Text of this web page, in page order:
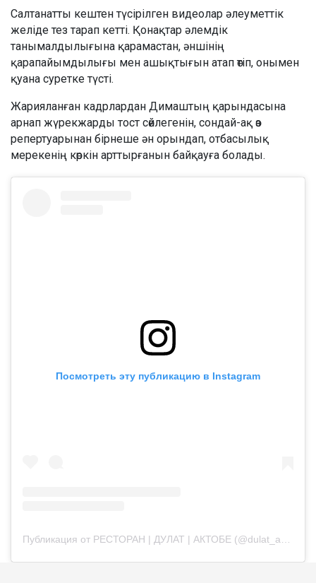
Салтанатты кештен түсірілген видеолар әлеуметтік
желіде тез тарап кетті. Қонақтар әлемдік
танымалдылығына қарамастан, әншінің
қарапайымдылығы мен ашықтығын атап өтіп, онымен
қуана суретке түсті.
Жарияланған кадрлардан Димаштың қарындасына
арнап жүрекжарды тост сөйлегенін, сондай-ақ өз
репертуарынан бірнеше ән орындап, отбасылық
мерекенің көркін арттырғанын байқауға болады.
Посмотреть эту публикацию в Instagram